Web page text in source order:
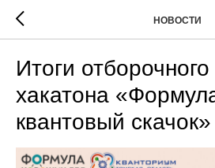
НОВОСТИ
Итоги
хакатона
квантовый скачок»